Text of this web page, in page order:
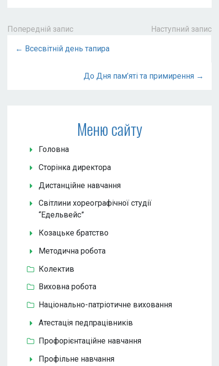
Попередній запис Наступний запис
← Всесвітній день тапира
До Дня пам’яті та примирення →
Меню сайту
Головна
Сторінка директора
Дистанційне навчання
Світлини хореографічної студії
“Едельвейс”
Козацьке братство
Методична робота
Колектив
Виховна робота
Національно-патріотичне виховання
Атестація педпрацівників
Профорієнтаційне навчання
Профільне навчання